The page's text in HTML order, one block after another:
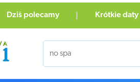
Dziś polecamy Krótkie daty